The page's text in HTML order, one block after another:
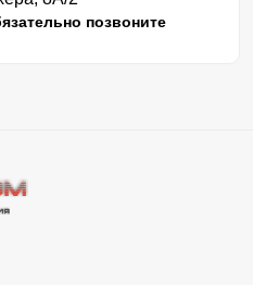
позвоните